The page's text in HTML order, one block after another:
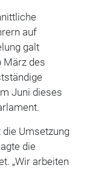
auf
galt
März des
Juni dieses
die Umsetzung
die
„Wir arbeiten